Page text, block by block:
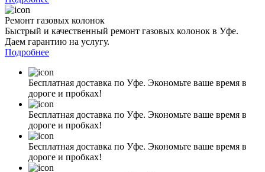
Ремонт газовых колонок
Быстрый и качественный ремонт газовых колонок в Уфе.
Даем гарантию на услугу.
Подробнее
Бесплатная доставка по Уфе. Экономьте ваше время в
дороге и пробках!
Бесплатная доставка по Уфе. Экономьте ваше время в
дороге и пробках!
Бесплатная доставка по Уфе. Экономьте ваше время в
дороге и пробках!